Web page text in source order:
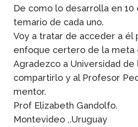
De como lo desarrolla en 10
temario de cada uno.
Voy a tratar de acceder a él
enfoque certero de la meta
Agradezco a Universidad de
compartirlo y al Profesor
mentor.
Prof Elizabeth Gandolfo.
Montevideo ,.Uruguay